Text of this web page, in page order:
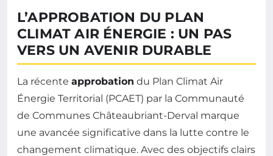
L’APPROBATION DU PLAN
CLIMAT AIR ÉNERGIE : UN PAS
VERS UN AVENIR DURABLE
La récente approbation du Plan Climat Air
Énergie Territorial (PCAET) par la Communauté
de Communes Châteaubriant-Derval marque
une avancée significative dans la lutte contre le
changement climatique. Avec des objectifs clairs